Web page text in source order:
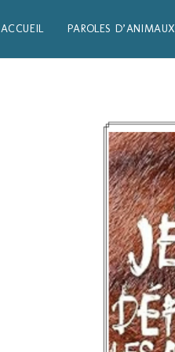
ACCUEIL PAROLES D’ANIMAUX